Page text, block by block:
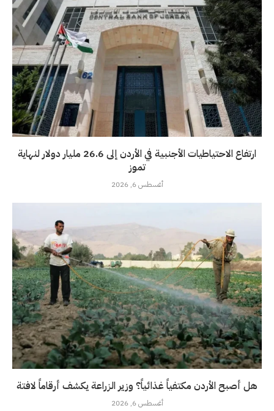
ارتفاع الاحتياطيات الأجنبية في الأردن إلى 26.6 مليار دولار لنهاية
تموز
أغسطس 6, 2026
هل أصبح الأردن مكتفياً غذائياً؟ وزير الزراعة يكشف أرقاماً لافتة
أغسطس 6, 2026